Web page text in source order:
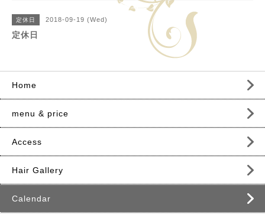
定休日 2018-09-19 (Wed)
定休日
Home
menu & price
Access
Hair Gallery
Calendar